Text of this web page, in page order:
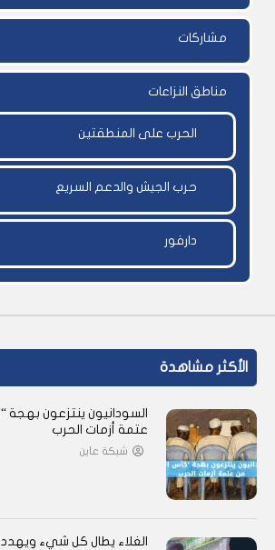
مشاركات
مناطق النزاعات
الحرب على المنطقتين
حرب الجيش والدعم السريع
دارفور
الأكثر مشاهدة
السودانيون ينتزعون بهجة
عتمة أزمات الحرب
شبكة عاين
الغلاء يطال كل شيء